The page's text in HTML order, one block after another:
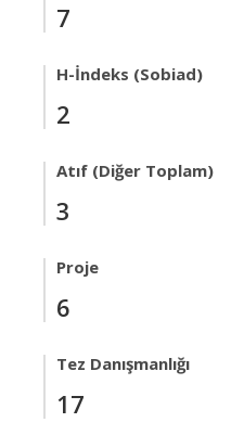
7
H-İndeks (Sobiad)
2
Atıf (Diğer Toplam)
3
Proje
6
Tez Danışmanlığı
17